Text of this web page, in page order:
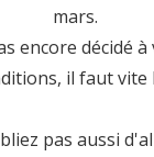
mars.
encore décidé
il faut vite
pas aussi